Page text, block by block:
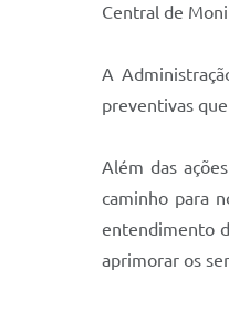
Central de
A
preventivas
Além das
caminho para
entendimento
aprimorar os